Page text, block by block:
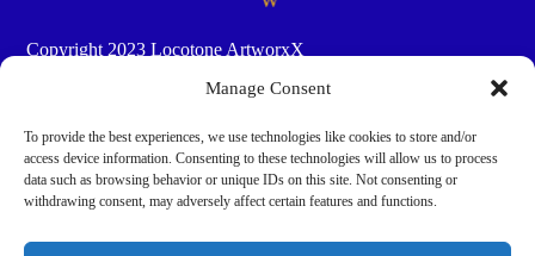
Manage Consent
To provide the best experiences, we use technologies like cookies to store and/or
access device information. Consenting to these technologies will allow us to process
data such as browsing behavior or unique IDs on this site. Not consenting or
withdrawing consent, may adversely affect certain features and functions.
Copyright 2023 Locotone ArtworxX
SHOW-SCHEDULES
COOKIE POLICY